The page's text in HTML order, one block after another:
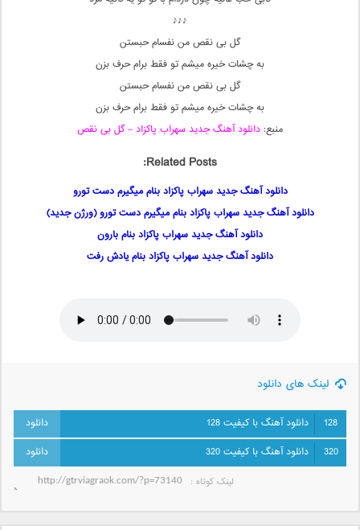
♪♪♪
گل بی نقص من نفسام حبستن
به چشات خیره میشم تو فقط برام حرف بزن
گل بی نقص من نفسام حبستن
به چشات خیره میشم تو فقط برام حرف بزن
منبع: دانلود آهنگ جدید سهراب پاکزاد – گل بی نقص
Related Posts:
دانلود آهنگ جدید سهراب پاکزاد بنام میگیرم دست تورو
دانلود آهنگ جدید سهراب پاکزاد بنام میگیرم دست تورو (ورژن جدید)
دانلود آهنگ جدید سهراب پاکزاد بنام بارون
دانلود آهنگ جدید سهراب پاکزاد بنام یادش رفت
لینک های دانلود
128
دانلود آهنگ با کیفیت 128
320
دانلود آهنگ با کیفیت 320
لینک کوتاه‌ :